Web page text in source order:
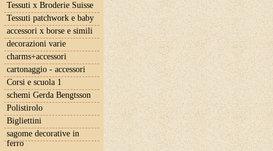
Tessuti x Broderie Suisse
Tessuti patchwork e baby
accessori x borse e simili
decorazioni varie
charms+accessori
cartonaggio - accessori
Corsi e scuola 1
schemi Gerda Bengtsson
Polistirolo
Bigliettini
sagome decorative in
ferro